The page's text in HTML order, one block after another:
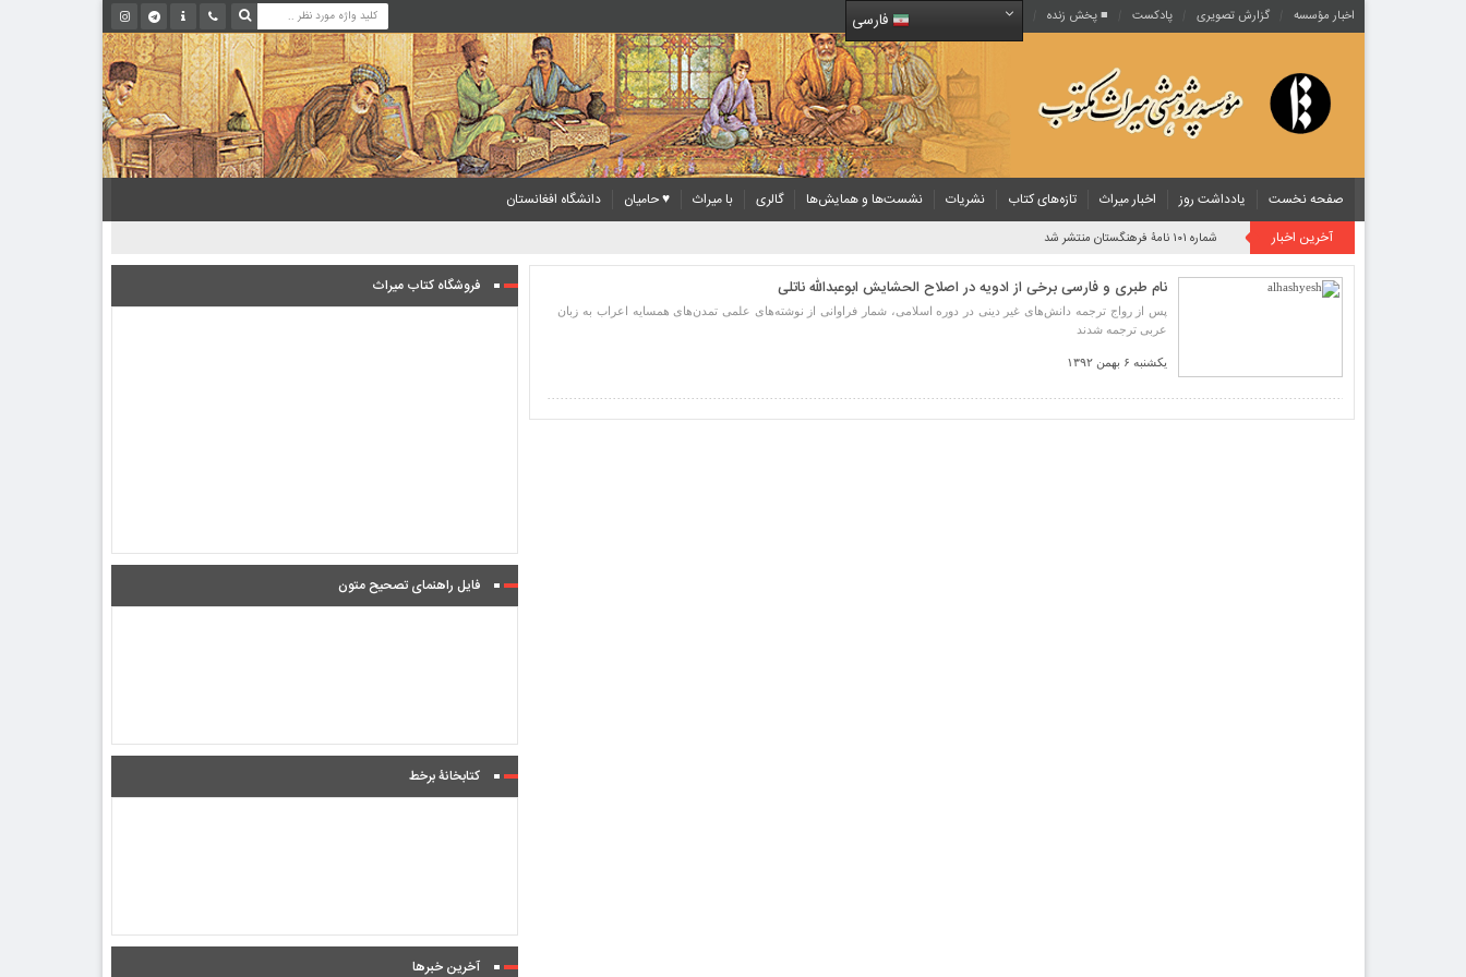
اخبار مؤسسه گزارش تصویری پادکست‌ ■ پخش زنده فارسی
صفحه نخست یادداشت روز اخبار میراث تازه‌های کتاب نشریات نشست‌ها و همایش‌ها گالری با میراث ♥ حامیان
دانشگاه افغانستان
آخرین اخبار
روایت یک قرن صیانت از میراث مکتوب ایران به بیان معاون کتابخانه ملی
نام طبری و فارسی برخی از ادویه در اصلاح الحشایش ابوعبدالله ناتلی
پس از رواج ترجمه دانش‌های غیر دینی در دوره اسلامی، شمار فراوانی از نوشته‌های علمی تمدن‌های همسایه اعراب به زبان
عربی ترجمه شدند
یکشنبه ۶ بهمن ۱۳۹۲
فروشگاه کتاب میراث
فایل راهنمای تصحیح متون
کتابخانۀ برخط
آخرین خبرها